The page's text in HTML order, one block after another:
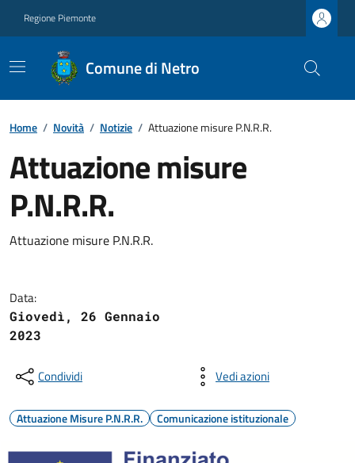
Regione Piemonte
Comune di Netro
Home / Novità / Notizie / Attuazione misure P.N.R.R.
Attuazione misure
P.N.R.R.
Attuazione misure P.N.R.R.
Data:
Giovedì, 26 Gennaio
2023
Condividi Vedi azioni
Attuazione Misure P.N.R.R. Comunicazione istituzionale